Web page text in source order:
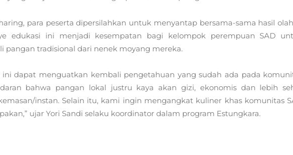
para peserta dipersilahkan untuk menyantap bersama-sama hasil
edukasi ini menjadi kesempatan bagi kelompok perempuan SAD
pangan tradisional dari nenek moyang mereka.
ini dapat menguatkan kembali pengetahuan yang sudah ada pada
bahwa pangan lokal justru kaya akan gizi, ekonomis dan lebih
instan. Selain itu, kami ingin mengangkat kuliner khas komunitas
ujar Yori Sandi selaku koordinator dalam program Estungkara.